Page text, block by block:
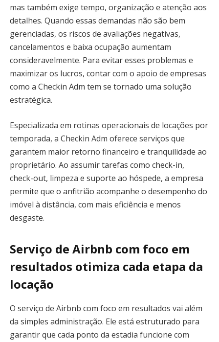
mas também exige tempo, organização e atenção aos
detalhes. Quando essas demandas não são bem
gerenciadas, os riscos de avaliações negativas,
cancelamentos e baixa ocupação aumentam
consideravelmente. Para evitar esses problemas e
maximizar os lucros, contar com o apoio de empresas
como a Checkin Adm tem se tornado uma solução
estratégica.
Especializada em rotinas operacionais de locações por
temporada, a Checkin Adm oferece serviços que
garantem maior retorno financeiro e tranquilidade ao
proprietário. Ao assumir tarefas como check-in,
check-out, limpeza e suporte ao hóspede, a empresa
permite que o anfitrião acompanhe o desempenho do
imóvel à distância, com mais eficiência e menos
desgaste.
Serviço de Airbnb com foco em
resultados otimiza cada etapa da
locação
O serviço de Airbnb com foco em resultados vai além
da simples administração. Ele está estruturado para
garantir que cada ponto da estadia funcione com